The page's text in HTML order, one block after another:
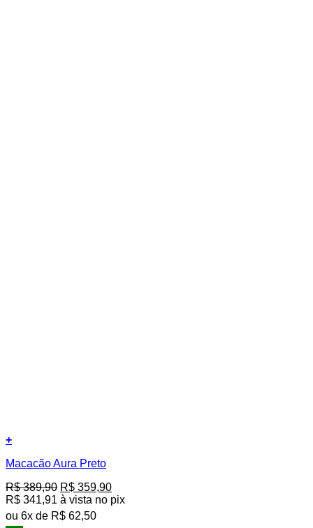
+
produto
várias
variantes.
As
Macacão Aura Preto
R$389,90 O
preço
original
era:
R$ 359,90O
preço
R$ 341,91 à vista no pix
ou 6x de R$ 62,50